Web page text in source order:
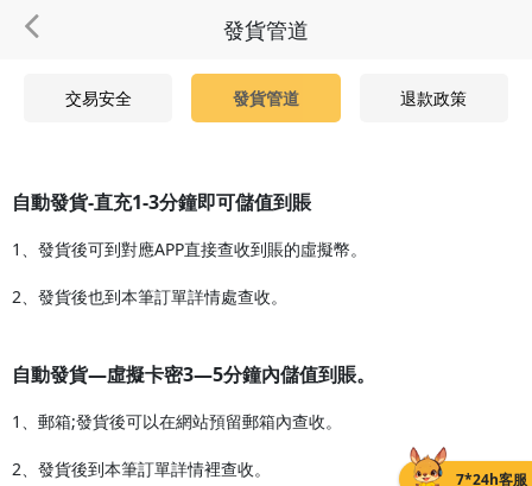
發貨管道
交易安全 發貨管道 退款政策
自動發貨-直充1-3分鐘即可儲值到賬
1、發貨後可到對應APP直接查收到賬的虛擬幣。
2、發貨後也到本筆訂單詳情處查收。
自動發貨—虛擬卡密3—5分鐘內儲值到賬。
1、郵箱;發貨後可以在網站預留郵箱內查收。
2、發貨後到本筆訂單詳情裡查收。 7*24h客服